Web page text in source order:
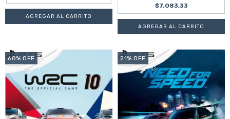
$7.083,33
68% OFF 21% OFF